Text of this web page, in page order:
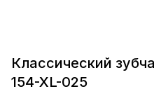
Классический
154-XL-025